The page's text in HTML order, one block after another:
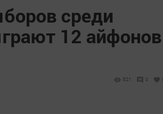
среди
12 айфонов
521 0